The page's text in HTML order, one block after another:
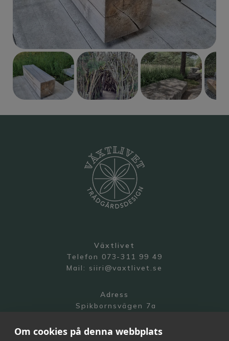
Previous
Växtlivet
Telefon 073-311 99 49
Mail: siiri@vaxtlivet.se
Adress
Spikbornsvägen 7a
Om cookies på denna webbplats